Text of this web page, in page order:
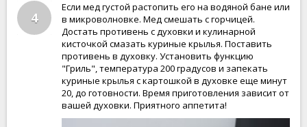
4
Если мед густой растопить его на водяной бане или
в микроволновке. Мед смешать с горчицей.
Достать противень с духовки и кулинарной
кисточкой смазать куриные крылья. Поставить
противень в духовку. Установить функцию
"Гриль", температура 200 градусов и запекать
куриные крылья с картошкой в духовке еще минут
20, до готовности. Время приготовления зависит от
вашей духовки. Приятного аппетита!